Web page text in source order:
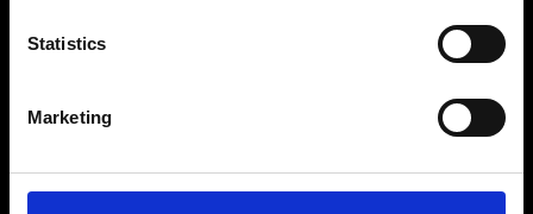
Statistics
Marketing